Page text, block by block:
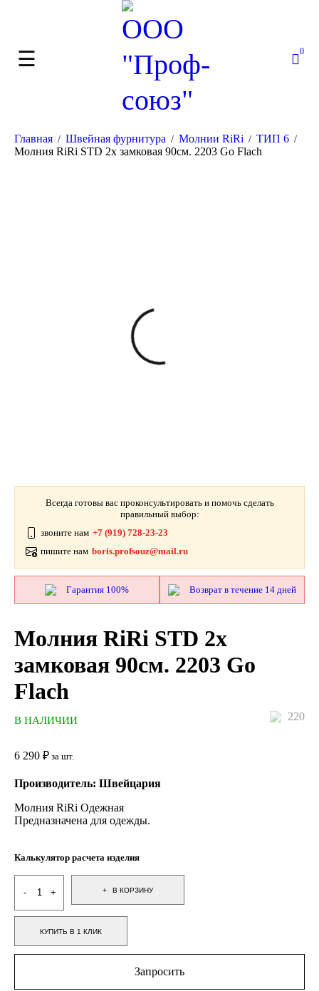
0
Главная / Швейная фурнитура / Молнии RiRi / ТИП 6 /
Молния RiRi STD 2х замковая 90см. 2203 Go Flach
Всегда готовы вас проконсультировать и помочь сделать
правильный выбор:
звоните нам +7 (919) 728-23-23
пишите нам boris.profsouz@mail.ru
Гарантия 100% Возврат в течение 14 дней
Молния RiRi STD 2х
замковая 90см. 2203 Go
Flach
220
В НАЛИЧИИ
6 290 ₽ за шт.
Производитель: Швейцария
Молния RiRi Одежная
Предназначена для одежды.
Калькулятор расчета изделия
В КОРЗИНУ
КУПИТЬ В 1 КЛИК
Запросить